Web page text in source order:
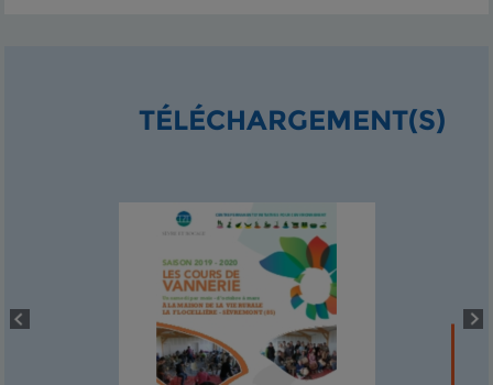
TÉLÉCHARGEMENT(S)